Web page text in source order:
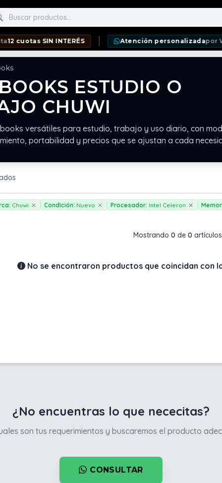
productos
SIN INTERÉS Atención personalizada por
ESTUDIO O
CHUWI
versátiles para estudio, trabajo y uso diario, con
portabilidad y precios que se ajustan a cada
Chuwi Condición: Nuevo Procesador: Intel Celeron
Mostrando 0 de 0 artículos
No se encontraron productos que coincidan con
¿No encuentras lo que nececitas?
son tus requerimientos y buscaremos el producto
CONSULTAR